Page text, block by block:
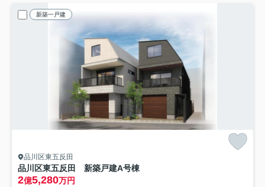
新築一戸建
品川区東五反田
品川区東五反田 新築戸建A号棟
2億5,280万円